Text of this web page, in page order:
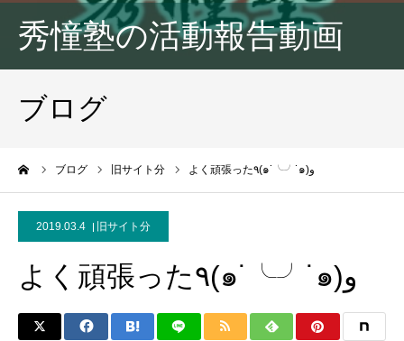
秀憧塾の活動報告動画
ブログ
ブログ 旧サイト分 よく頑張った٩(๑˙╰╯˙๑)و
2019.03.4 旧サイト分
よく頑張った٩(๑˙╰╯˙๑)و